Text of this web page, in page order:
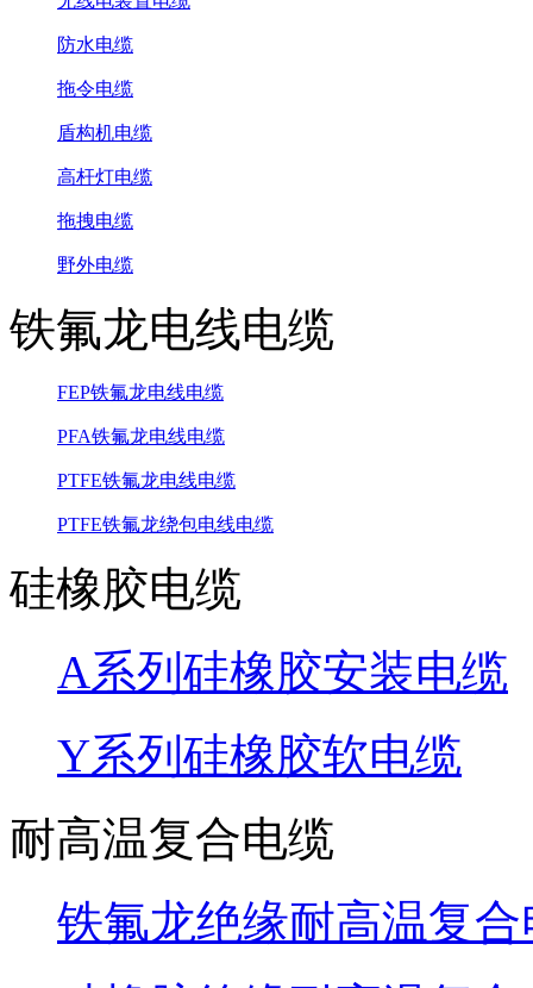
防水电缆
拖令电缆
盾构机电缆
高杆灯电缆
拖拽电缆
野外电缆
铁氟龙电线电缆
FEP铁氟龙电线电缆
PFA铁氟龙电线电缆
PTFE铁氟龙电线电缆
PTFE铁氟龙绕包电线电缆
硅橡胶电缆
A系列硅橡胶安装电缆
Y系列硅橡胶软电缆
耐高温复合电缆
铁氟龙绝缘耐高温复合